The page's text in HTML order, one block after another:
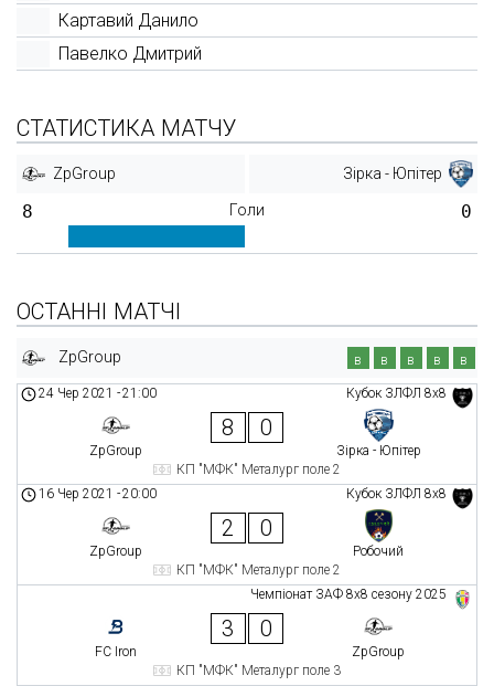
Картавий Данило
Павелко Дмитрий
СТАТИСТИКА МАТЧУ
ZpGroup Зірка - Юпітер
8 Голи 0
ОСТАННІ МАТЧІ
ZpGroup в в в в в
Кубок ЗЛФЛ 8х8
24 Чер 2021 -21:00
ZpGroup
8 0
Зірка - Юпітер
КП "МФК" Металург поле 2
Кубок ЗЛФЛ 8х8
16 Чер 2021 -20:00
ZpGroup
2 0
Робочий
КП "МФК" Металург поле 2
Чемпіонат ЗАФ 8x8 сезону 2025
FC Iron
3 0
ZpGroup
КП "МФК" Металург поле 3